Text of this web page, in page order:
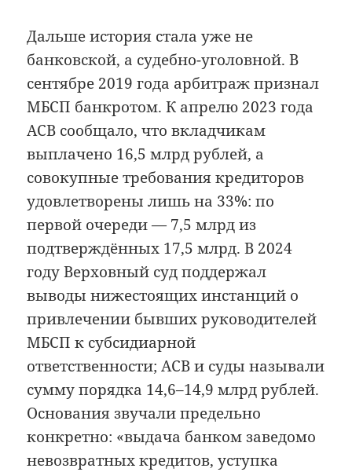
Дальше история стала уже не
банковской, а судебно-уголовной. В
сентябре 2019 года арбитраж признал
МБСП банкротом. К апрелю 2023 года
АСВ сообщало, что вкладчикам
выплачено 16,5 млрд рублей, а
совокупные требования кредиторов
удовлетворены лишь на 33%: по
первой очереди — 7,5 млрд из
подтверждённых 17,5 млрд. В 2024
году Верховный суд поддержал
выводы нижестоящих инстанций о
привлечении бывших руководителей
МБСП к субсидиарной
ответственности; АСВ и суды называли
сумму порядка 14,6–14,9 млрд рублей.
Основания звучали предельно
конкретно: «выдача банком заведомо
невозвратных кредитов, уступка